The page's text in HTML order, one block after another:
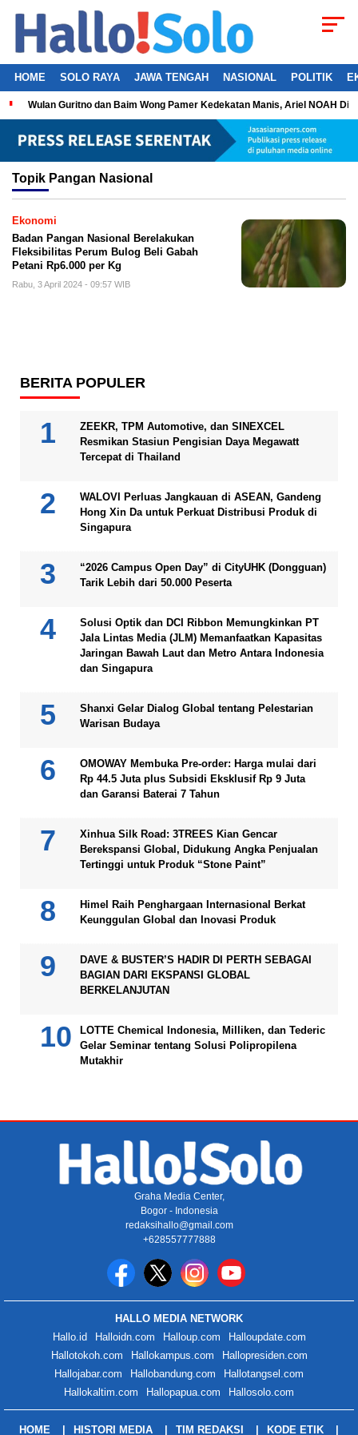
HOME SOLO RAYA JAWA TENGAH NASIONAL POLITIK
Wulan Guritno dan Baim Wong Pamer Kedekatan Manis, Ariel NOAH
Topik Pangan Nasional
Ekonomi
Badan Pangan Nasional Berelakukan
Fleksibilitas Perum Bulog Beli Gabah
Petani Rp6.000 per Kg
Rabu, 3 April 2024 - 09:57 WIB
BERITA POPULER
ZEEKR, TPM Automotive, dan SINEXCEL
Resmikan Stasiun Pengisian Daya Megawatt
Tercepat di Thailand
WALOVI Perluas Jangkauan di ASEAN, Gandeng
Hong Xin Da untuk Perkuat Distribusi Produk di
Singapura
“2026 Campus Open Day” di CityUHK (Dongguan)
Tarik Lebih dari 50.000 Peserta
Solusi Optik dan DCI Ribbon Memungkinkan PT
Jala Lintas Media (JLM) Memanfaatkan Kapasitas
Jaringan Bawah Laut dan Metro Antara Indonesia
dan Singapura
Shanxi Gelar Dialog Global tentang Pelestarian
Warisan Budaya
OMOWAY Membuka Pre-order: Harga mulai dari
Rp 44.5 Juta plus Subsidi Eksklusif Rp 9 Juta
dan Garansi Baterai 7 Tahun
Xinhua Silk Road: 3TREES Kian Gencar
Berekspansi Global, Didukung Angka Penjualan
Tertinggi untuk Produk “Stone Paint”
Himel Raih Penghargaan Internasional Berkat
Keunggulan Global dan Inovasi Produk
DAVE & BUSTER’S HADIR DI PERTH SEBAGAI
BAGIAN DARI EKSPANSI GLOBAL
BERKELANJUTAN
LOTTE Chemical Indonesia, Milliken, dan Tederic
Gelar Seminar tentang Solusi Polipropilena
Mutakhir
Graha Media Center,
Bogor - Indonesia
redaksihallo@gmail.com
+628557777888
HALLO MEDIA NETWORK
Hallo.id
Halloidn.com Halloup.com
Halloupdate.com
Hallotokoh.com
Hallokampus.com
Hallopresiden.com
Hallojabar.com
Hallobandung.com
Hallotangsel.com
Hallokaltim.com
Hallopapua.com Hallosolo.com
HOME HISTORI MEDIA TIM REDAKSI KODE ETIK